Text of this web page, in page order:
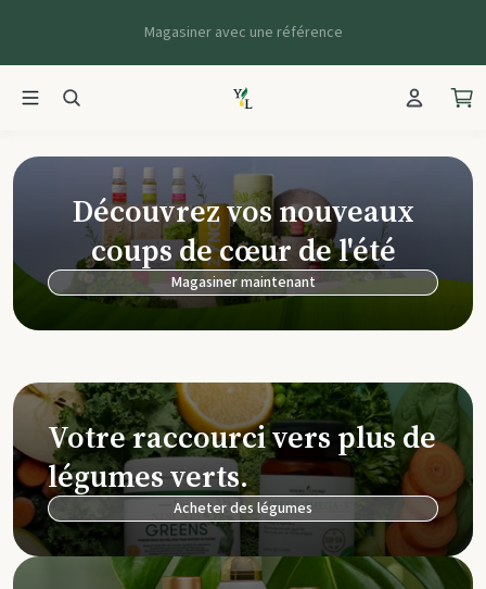
Magasiner avec une référence
Young Living
Découvrez vos nouveaux
coups de cœur de l'été
Magasiner maintenant
Votre raccourci vers plus de
légumes verts.
Acheter des légumes